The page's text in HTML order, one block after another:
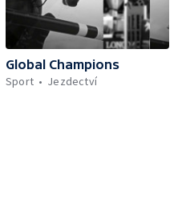
Global Champions
Sport
Jezdectví